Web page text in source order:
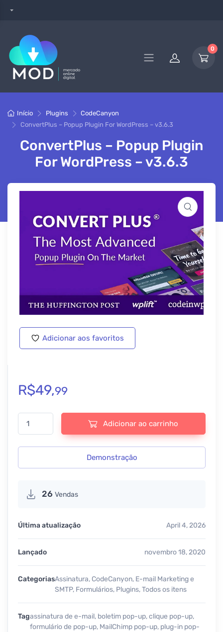
0
Início Plugins
CodeCanyon
ConvertPlus – Popup Plugin For WordPress – v3.6.3
ConvertPlus – Popup Plugin
For WordPress – v3.6.3
Adicionar aos favoritos
R$49,99
ConvertPlus – Popup Plugin For WordPress - v3.6.3 quantidade
Adicionar ao carrinho
Demonstração
26 Vendas
Última atualização April 4, 2026
Lançado novembro 18, 2020
CategoriasAssinatura, CodeCanyon, E-mail Marketing e
SMTP, Formulários, Plugins,Todos os itens
Tagassinatura de e-mail, boletim pop-up,clique pop-up,
formulário de pop-up, MailChimp pop-up, plug-in pop-